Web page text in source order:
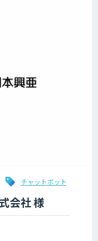
チャットボット
会社 様